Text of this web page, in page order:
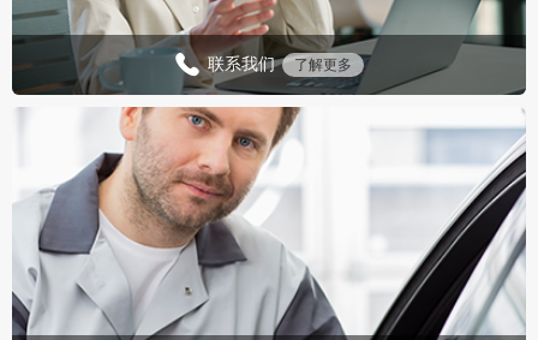
联系我们 了解更多